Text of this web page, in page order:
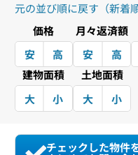
元の並び順に戻す（新着順
価格
安
高
月々返済額
安
高
建物面積
大
小
土地面積
大
小
チェックした物件